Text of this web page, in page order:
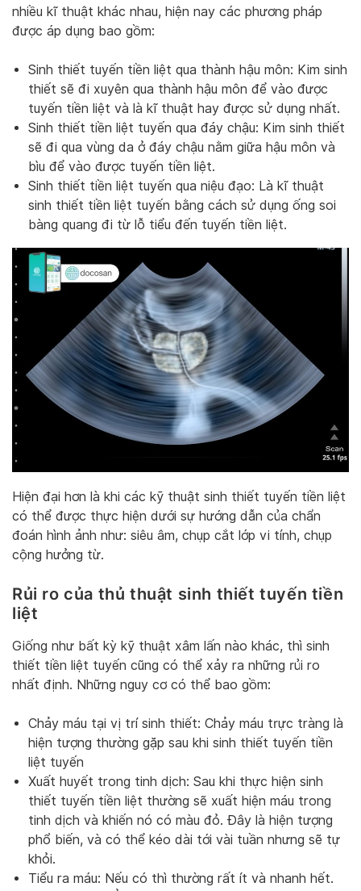
nhiều kĩ thuật khác nhau, hiện nay các phương pháp
được áp dụng bao gồm:
Sinh thiết tuyến tiền liệt qua thành hậu môn: Kim sinh
thiết sẽ đi xuyên qua thành hậu môn để vào được
tuyến tiền liệt và là kĩ thuật hay được sử dụng nhất.
Sinh thiết tiền liệt tuyến qua đáy chậu: Kim sinh thiết
sẽ đi qua vùng da ở đáy chậu nằm giữa hậu môn và
bìu để vào được tuyến tiền liệt.
Sinh thiết tiền liệt tuyến qua niệu đạo: Là kĩ thuật
sinh thiết tiền liệt tuyến bằng cách sử dụng ống soi
bàng quang đi từ lỗ tiểu đến tuyến tiền liệt.
Hiện đại hơn là khi các kỹ thuật sinh thiết tuyến tiền liệt
có thể được thực hiện dưới sự hướng dẫn của chẩn
đoán hình ảnh như: siêu âm, chụp cắt lớp vi tính, chụp
cộng hưởng từ.
Rủi ro của thủ thuật sinh thiết tuyến tiền
liệt
Giống như bất kỳ kỹ thuật xâm lấn nào khác, thì sinh
thiết tiền liệt tuyến cũng có thể xảy ra những rủi ro
nhất định. Những nguy cơ có thể bao gồm:
Chảy máu tại vị trí sinh thiết: Chảy máu trực tràng là
hiện tượng thường gặp sau khi sinh thiết tuyến tiền
liệt tuyến
Xuất huyết trong tinh dịch: Sau khi thực hiện sinh
thiết tuyến tiền liệt thường sẽ xuất hiện máu trong
tinh dịch và khiến nó có màu đỏ. Đây là hiện tượng
phổ biến, và có thể kéo dài tới vài tuần nhưng sẽ tự
khỏi.
Tiểu ra máu: Nếu có thì thường rất ít và nhanh hết.